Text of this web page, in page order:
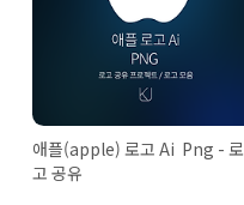
애플(apple) 로고 Ai  Png - 로
고 공유